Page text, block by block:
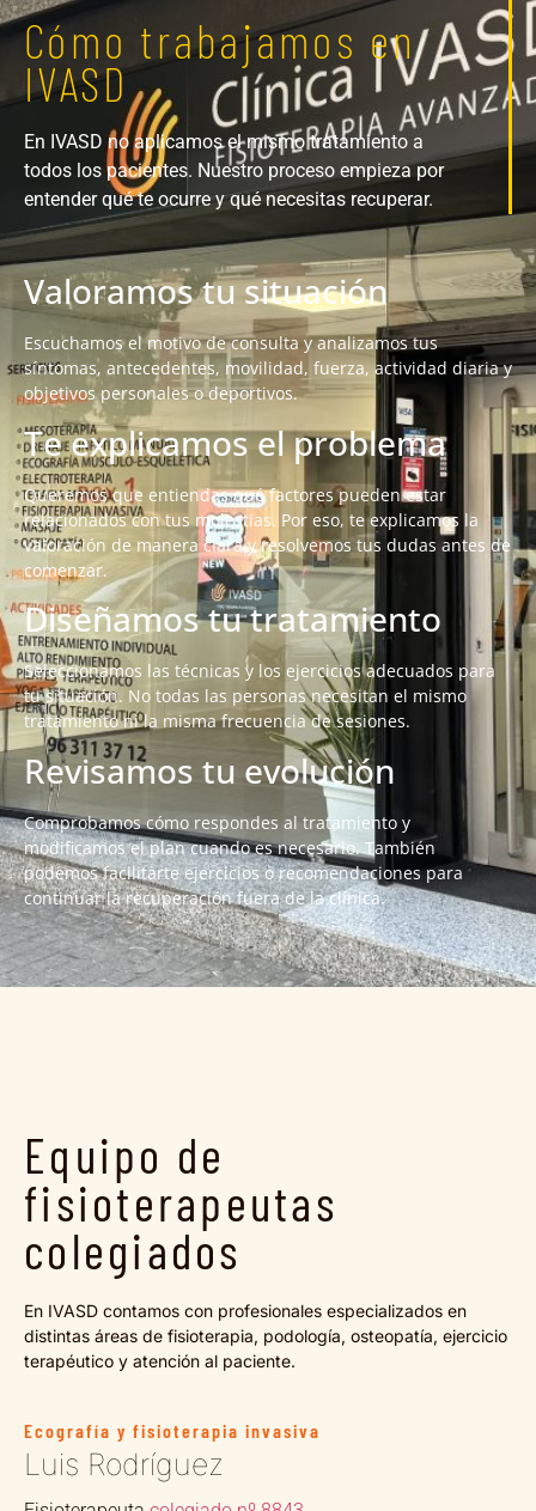
Cómo trabajamos en
IVASD
En IVASD no aplicamos el mismo tratamiento a
todos los pacientes. Nuestro proceso empieza por
entender qué te ocurre y qué necesitas recuperar.
Valoramos tu situación
Escuchamos el motivo de consulta y analizamos tus
síntomas, antecedentes, movilidad, fuerza, actividad diaria y
objetivos personales o deportivos.
Te explicamos el problema
Queremos que entiendas qué factores pueden estar
relacionados con tus molestias. Por eso, te explicamos la
valoración de manera clara y resolvemos tus dudas antes de
comenzar.
Diseñamos tu tratamiento
Seleccionamos las técnicas y los ejercicios adecuados para
tu situación. No todas las personas necesitan el mismo
tratamiento ni la misma frecuencia de sesiones.
Revisamos tu evolución
Comprobamos cómo respondes al tratamiento y
modificamos el plan cuando es necesario. También
podemos facilitarte ejercicios o recomendaciones para
continuar la recuperación fuera de la clínica.
Equipo de
fisioterapeutas
colegiados
En IVASD contamos con profesionales especializados en
distintas áreas de fisioterapia, podología, osteopatía, ejercicio
terapéutico y atención al paciente.
Ecografía y fisioterapia invasiva
Luis Rodríguez